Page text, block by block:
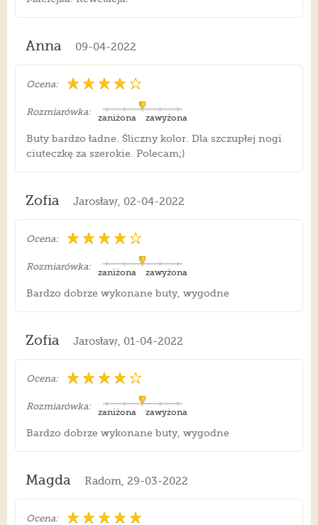
Anna 09-04-2022
Ocena:
Rozmiarówka:
zawyżona
zaniżona
Buty bardzo ładne. Śliczny kolor. Dla szczupłej nogi
ciuteczkę za szerokie. Polecam;)
Zofia Jarosław, 02-04-2022
Ocena:
Rozmiarówka:
zawyżona
zaniżona
Bardzo dobrze wykonane buty, wygodne
Zofia Jarosław, 01-04-2022
Ocena:
Rozmiarówka:
zawyżona
zaniżona
Bardzo dobrze wykonane buty, wygodne
Magda Radom, 29-03-2022
Ocena: